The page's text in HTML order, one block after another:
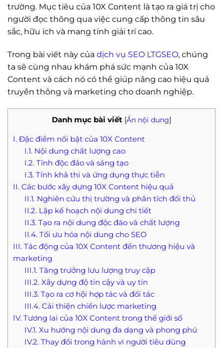
trường. Mục tiêu của 10X Content là tạo ra giá trị cho
người đọc thông qua việc cung cấp thông tin sâu
sắc, hữu ích và mang tính giải trí cao.
Trong bài viết này của dịch vụ SEO LTGSEO, chúng
ta sẽ cùng nhau khám phá sức mạnh của 10X
Content và cách nó có thể giúp nâng cao hiệu quả
truyền thông và marketing cho doanh nghiệp.
Danh mục bài viết [Ẩn nội dung]
I. Đặc điểm nổi bật của 10X Content
I.1. Nội dung chất lượng cao
I.2. Tính độc đáo và sáng tạo
I.3. Tính khả thi và ứng dụng thực tiễn
II. Các bước xây dựng 10X Content hiệu quả
II.1. Nghiên cứu thị trường và phân tích đối thủ
II.2. Lập kế hoạch nội dung chi tiết
II.3. Tạo ra nội dung độc đáo và chất lượng
II.4. Tối ưu hóa nội dung cho SEO
III. Tác động của 10X Content đến thương hiệu và
marketing
III.1. Tăng trưởng lưu lượng truy cập
III.2. Xây dựng độ tin cậy và uy tín
III.3. Tạo ra cơ hội hợp tác và đối tác
III.4. Cải thiện chiến lược marketing
IV. Tương lai của 10X Content trong thế giới số
IV.1. Xu hướng nội dung đa dạng và phong phú
IV.2. Thay đổi trong hành vi người tiêu dùng